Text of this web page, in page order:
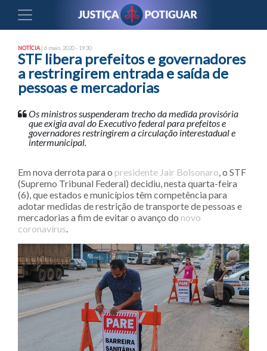
NOTÍCIA | 6 maio, 2020 - 19:30
STF libera prefeitos e governadores
a restringirem entrada e saída de
pessoas e mercadorias
Os ministros suspenderam trecho da medida provisória
que exigia aval do Executivo federal para prefeitos e
governadores restringirem a circulação interestadual e
intermunicipal.
Em nova derrota para o presidente Jair Bolsonaro, o STF
(Supremo Tribunal Federal) decidiu, nesta quarta-feira
(6), que estados e municípios têm competência para
adotar medidas de restrição de transporte de pessoas e
mercadorias a fim de evitar o avanço do novo
coronavírus.